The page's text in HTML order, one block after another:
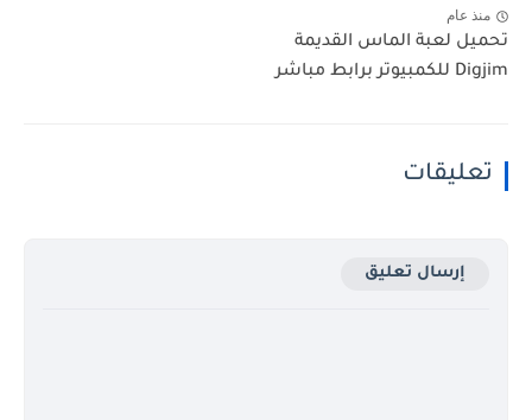
منذ عام
تحميل لعبة الماس القديمة
Digjim للكمبيوتر برابط مباشر
تعليقات
إرسال تعليق